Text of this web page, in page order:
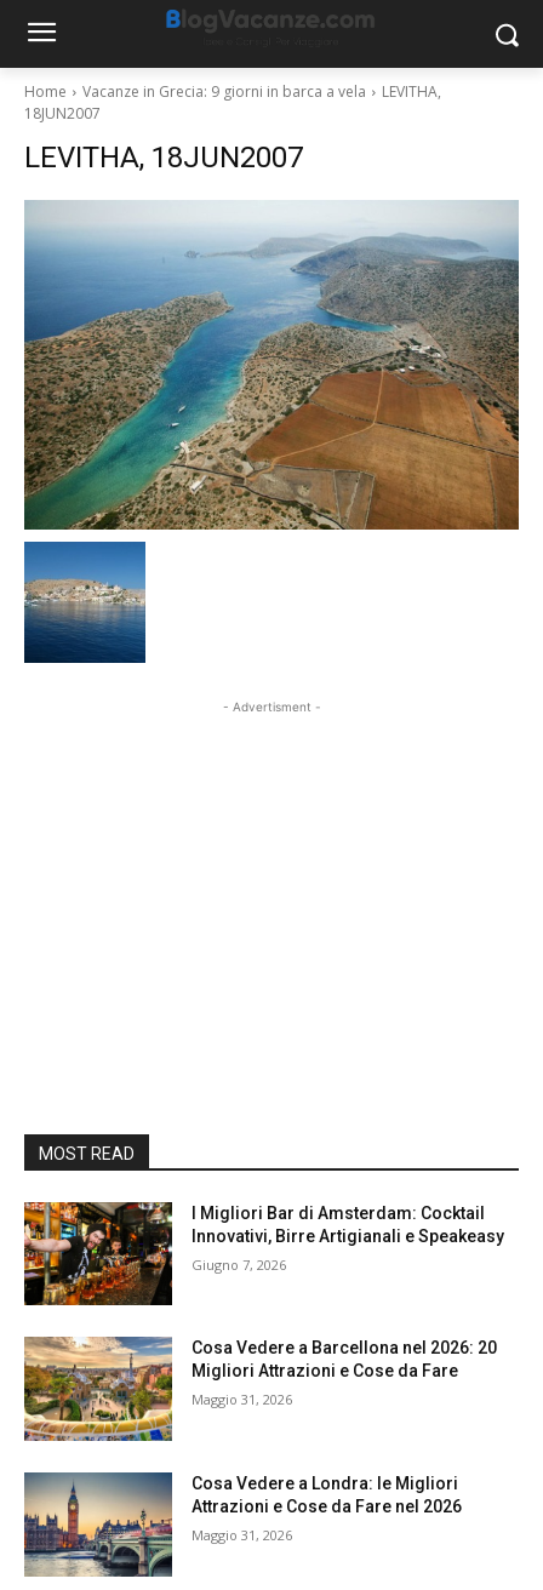
Home Vacanze in Grecia: 9 giorni in barca a vela
LEVITHA,
18JUN2007
LEVITHA, 18JUN2007
- Advertisment -
MOST READ
I Migliori Bar di Amsterdam: Cocktail
Innovativi, Birre Artigianali e Speakeasy
Giugno 7, 2026
Cosa Vedere a Barcellona nel 2026: 20
Migliori Attrazioni e Cose da Fare
Maggio 31, 2026
Cosa Vedere a Londra: le Migliori
Attrazioni e Cose da Fare nel 2026
Maggio 31, 2026